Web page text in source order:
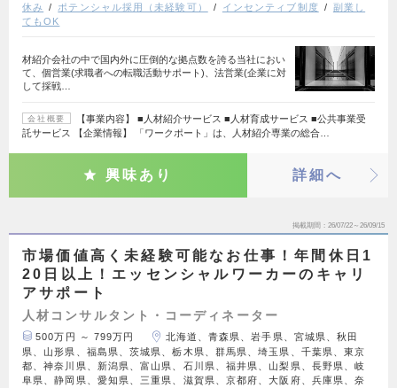
休み
ポテンシャル採用（未経験可） インセンティブ制度
副業し
てもOK
材紹介会社の中で国内外に圧倒的な拠点数を誇る当社におい
て、個営業(求職者への転職活動サポート)、法営業(企業に対
して採戦…
会社概要
【事業内容】 ■人材紹介サービス ■人材育成サービス ■公共事業受
託サービス 【企業情報】 「ワークポート」は、人材紹介専業の総合…
興味あり 詳細へ
掲載期間 26/07/22～26/09/15
市場価値高く未経験可能なお仕事！年間休日1
20日以上！エッセンシャルワーカーのキャリ
アサポート
人材コンサルタント・コーディネーター
500万円 ～ 799万円
北海道、青森県、岩手県、宮城県、秋田
県、山形県、福島県、茨城県、栃木県、群馬県、埼玉県、千葉県、東京
都、神奈川県、新潟県、富山県、石川県、福井県、山梨県、長野県、岐
阜県、静岡県、愛知県、三重県、滋賀県、京都府、大阪府、兵庫県、奈